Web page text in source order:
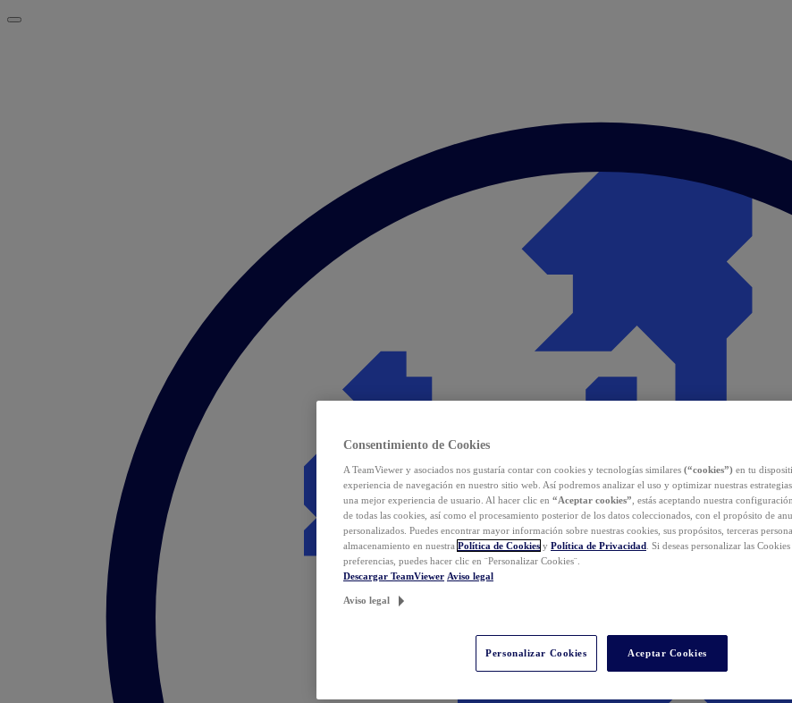
Consentimiento de Cookies
A TeamViewer y asociados nos gustaría contar con cookies y tecnologías similares (“cookies”) en tu
experiencia de navegación en nuestro sitio web. Así podremos analizar el uso y optimizar nuestras
una mejor experiencia de usuario. Al hacer clic en “Aceptar cookies” , estás aceptando nuestra
de todas las cookies, así como el procesamiento posterior de los datos coleccionados, con el propósito de
personalizados. Puedes encontrar mayor información sobre nuestras cookies, sus propósitos, terceras
almacenamiento en nuestra Política de Cookies y Política de Privacidad . Si deseas personalizar las
preferencias, puedes hacer clic en ¨Personalizar Cookies¨.
Descargar TeamViewer Aviso legal
Aviso legal
Personalizar Cookies Aceptar Cookies